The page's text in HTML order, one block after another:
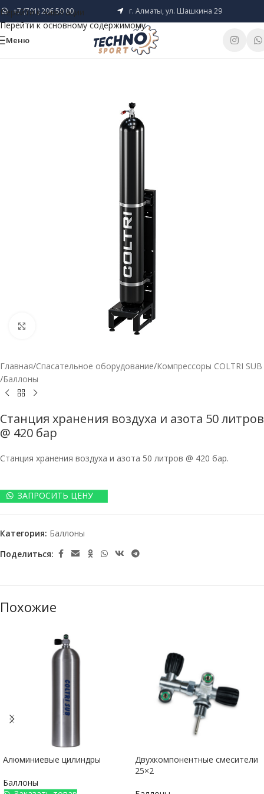
Перейти к навигации
Перейти к основному содержимому
+7 (701) 206 50 00 г. Алматы, ул. Шашкина 29
Меню
Нажмите, чтобы увеличить
Главная/Спасательное оборудование/Компрессоры COLTRI SUB
/Баллоны
Станция хранения воздуха и азота 50 литров
@ 420 бар
Станция хранения воздуха и азота 50 литров @ 420 бар.
ЗАПРОСИТЬ ЦЕНУ
Категория: Баллоны
Поделиться:
Похожие
Алюминиевые цилиндры
Баллоны
Двухкомпонентные смесители
25×2